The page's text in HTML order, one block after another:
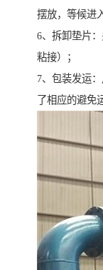
摆放，等候进
6、拆卸垫片
粘接）；
7、包装发运
了相应的避免